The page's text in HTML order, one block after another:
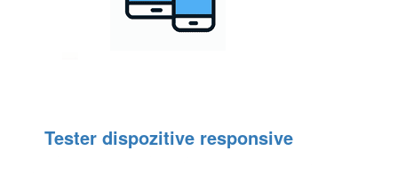
Tester dispozitive responsive